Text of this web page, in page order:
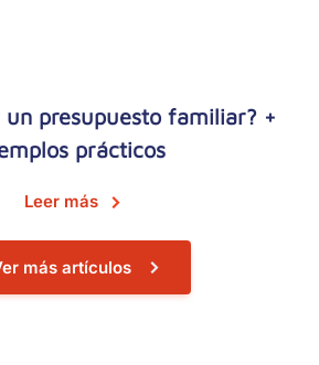
un presupuesto familiar? +
prácticos
Leer más
más artículos